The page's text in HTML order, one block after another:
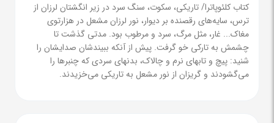
کتاب کلئوپاترا/ تاریکی، سکوت، سنگ سرد در زیر انگشتان لرزان از
ترس، سایه‌های رقصنده بر دیوار، نور لرزان مشعل در هزارتوی
مغاک... غار، مثل مرگ، سرد و مرطوب بود. مدتی گذشت تا
چشمش به تارکی خو گرفت. پیش از آنکه ببیندشان صدایشان را
شنید: پیچ و تابهای نرم و چالاک، بدنهای سردی که چنبرها را
می‌گشودند و گریزان از نور مشعل به تاریکی می‌خزیدند.